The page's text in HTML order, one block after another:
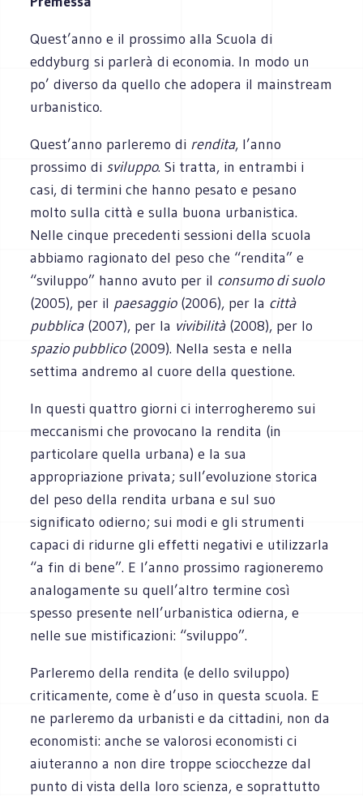
Quest’anno e il prossimo alla Scuola di
eddyburg si parlerà di economia. In modo un
po’ diverso da quello che adopera il mainstream
urbanistico.
Quest’anno parleremo di rendita, l’anno
prossimo di sviluppo. Si tratta, in entrambi i
casi, di termini che hanno pesato e pesano
molto sulla città e sulla buona urbanistica.
Nelle cinque precedenti sessioni della scuola
abbiamo ragionato del peso che “rendita” e
“sviluppo” hanno avuto per il consumo di suolo
(2005), per il paesaggio(2006), per la città
pubblica(2007), per la vivibilità(2008), per lo
spazio pubblico(2009). Nella sesta e nella
settima andremo al cuore della questione.
In questi quattro giorni ci interrogheremo sui
meccanismi che provocano la rendita (in
particolare quella urbana) e la sua
appropriazione privata; sull’evoluzione storica
del peso della rendita urbana e sul suo
significato odierno; sui modi e gli strumenti
capaci di ridurne gli effetti negativi e utilizzarla
“a fin di bene”. E l’anno prossimo ragioneremo
analogamente su quell’altro termine così
spesso presente nell’urbanistica odierna, e
nelle sue mistificazioni: “sviluppo”.
Parleremo della rendita (e dello sviluppo)
criticamente, come è d’uso in questa scuola. E
ne parleremo da urbanisti e da cittadini, non da
economisti: anche se valorosi economisti ci
aiuteranno a non dire troppe sciocchezze dal
punto di vista della loro scienza, e soprattutto